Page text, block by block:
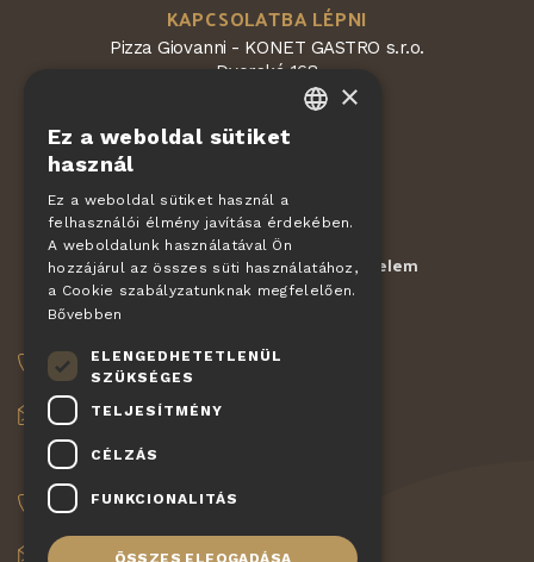
KAPCSOLATBA LÉPNI
Pizza Giovanni - KONET GASTRO s.r.o.
Dvorská 168
563 01 Lanškroun
reCAPTCHAvédi
Körülmények - Magánszféra védelem
+420 775 560 953
objednavky@pizzagiovanni.cz
+420 777 222 157
info@pizzagiovanni.cz
CZECH
DE
SLOVAK
×
Ez a weboldal sütiket
használ
Ez a weboldal sütiket használ a
felhasználói élmény javítása érdekében.
A weboldalunk használatával Ön
hozzájárul az összes süti használatához,
a Cookie szabályzatunknak megfelelően.
Bővebben
ELENGEDHETETLENÜL
SZÜKSÉGES
TELJESÍTMÉNY
CÉLZÁS
FUNKCIONALITÁS
ÖSSZES ELFOGADÁSA